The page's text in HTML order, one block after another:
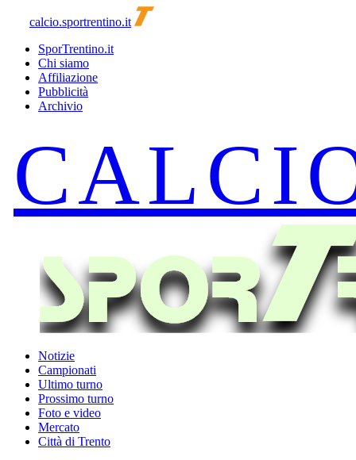
calcio.sportrentino.it
SporTrentino.it
Chi siamo
Affiliazione
Pubblicità
Archivio
Notizie
Campionati
Ultimo turno
Prossimo turno
Foto e video
Mercato
Città di Trento